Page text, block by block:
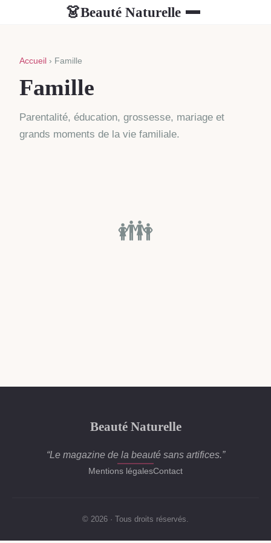
👗Beauté Naturelle
Accueil › Famille
Famille
Parentalité, éducation, grossesse, mariage et
grands moments de la vie familiale.
👪
Beauté Naturelle
“Le magazine de la beauté sans artifices.”
Mentions légalesContact
© 2026 · Tous droits réservés.